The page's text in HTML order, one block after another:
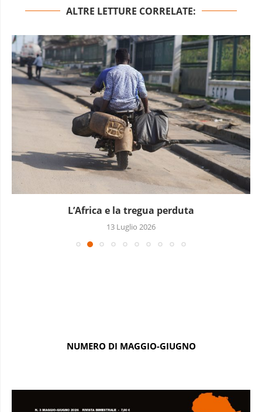
ALTRE LETTURE CORRELATE:
L’Africa e la tregua perduta
13 Luglio 2026
NUMERO DI MAGGIO-GIUGNO